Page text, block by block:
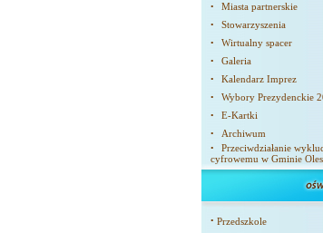
• Miasta partnerskie
• Stowarzyszenia
• Wirtualny spacer
• Galeria
• Kalendarz Imprez
• Wybory Prezydenckie
• E-Kartki
• Archiwum
•
Przeciwdziałanie
cyfrowemu w Gminie
• Przedszkole